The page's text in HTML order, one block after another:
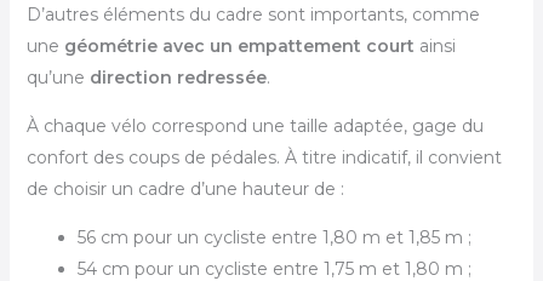
D’autres éléments du cadre sont importants, comme
une géométrie avec un empattement court ainsi
qu’une direction redressée.
À chaque vélo correspond une taille adaptée, gage du
confort des coups de pédales. À titre indicatif, il convient
de choisir un cadre d’une hauteur de :
56 cm pour un cycliste entre 1,80 m et 1,85 m ;
54 cm pour un cycliste entre 1,75 m et 1,80 m ;